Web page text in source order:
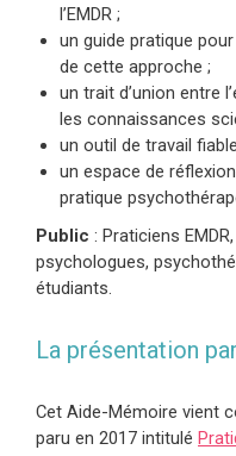
l’EMDR ;
un guide pratique
de cette approche ;
un trait d’union entre
les connaissances
un outil de travail
un espace de
pratique
Public : Praticiens
psychologues,
étudiants.
La présentation
Cet Aide-Mémoire vient
paru en 2017 intitulé